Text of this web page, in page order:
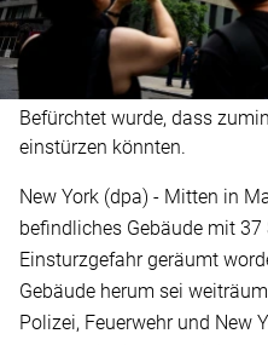
Befürchtet wurde, dass
einstürzen könnten.
New York (dpa) - Mitten in
befindliches Gebäude mit 37
Einsturzgefahr geräumt
Gebäude herum sei
Polizei, Feuerwehr und New